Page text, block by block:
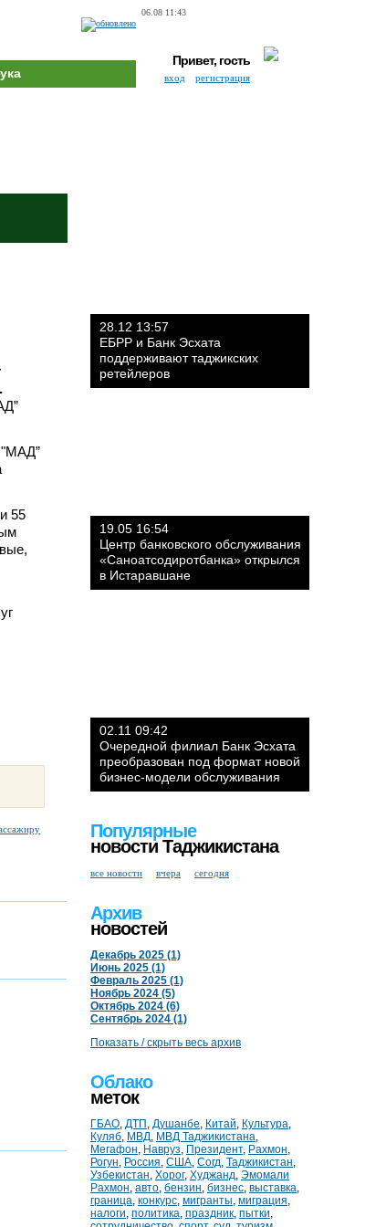
06.08 11:43
Привет, гость
вход регистрация
"МАД”
55
28.12 13:57
ЕБРР и Банк Эсхата
поддерживают таджикских
ретейлеров
19.05 16:54
Центр банковского обслуживания
«Саноатсодиротбанка» открылся
в Истаравшане
02.11 09:42
Очередной филиал Банк Эсхата
преобразован под формат новой
бизнес-модели обслуживания
Популярные
новости Таджикистана
все новости вчера сегодня
Архив
новостей
Декабрь 2025 (1)
Июнь 2025 (1)
Февраль 2025 (1)
Ноябрь 2024 (5)
Октябрь 2024 (6)
Сентябрь 2024 (1)
Показать / скрыть весь архив
Облако
меток
ГБАО, ДТП , Душанбе, Китай, Культура,
Куляб, МВД, МВД Таджикистана,
Мегафон, Навруз, Президент, Рахмон,
Рогун, Россия, США, Согд, Таджикистан,
Узбекистан, Хорог, Худжанд, Эмомали
Рахмон, авто, бензин, бизнес, выставка,
граница, конкурс, мигранты, миграция,
налоги, политика, праздник, пытки,